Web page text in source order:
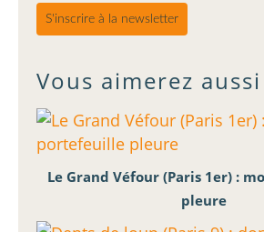
S'inscrire à la newsletter
Vous aimerez
Le Grand Véfour (Paris 1er) :
pleure